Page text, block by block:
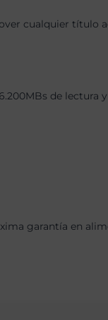
cualquier título
de
garantía en